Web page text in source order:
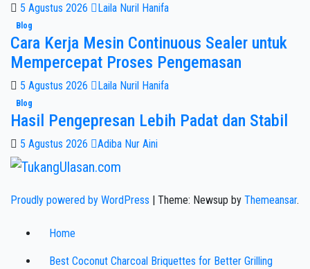
5 Agustus 2026 Laila Nuril Hanifa
Blog
Cara Kerja Mesin Continuous Sealer untuk
Mempercepat Proses Pengemasan
5 Agustus 2026 Laila Nuril Hanifa
Blog
Hasil Pengepresan Lebih Padat dan Stabil
5 Agustus 2026 Adiba Nur Aini
Proudly powered by WordPress Theme: Newsup by Themeansar.
Home
Best Coconut Charcoal Briquettes for Better Grilling